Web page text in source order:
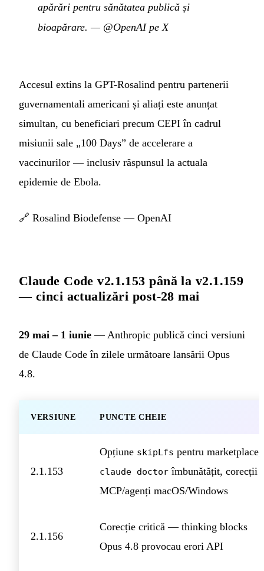
apărări pentru sănătatea publică și
bioapărare. — @OpenAI pe X
Accesul extins la GPT-Rosalind pentru partenerii
guvernamentali americani și aliați este anunțat
simultan, cu beneficiari precum CEPI în cadrul
misiunii sale „100 Days” de accelerare a
vaccinurilor — inclusiv răspunsul la actuala
epidemie de Ebola.
🔗 Rosalind Biodefense — OpenAI
Claude Code v2.1.153 până la v2.1.159
— cinci actualizări post-28 mai
29 mai – 1 iunie — Anthropic publică cinci versiuni
de Claude Code în zilele următoare lansării Opus
4.8.
VERSIUNE PUNCTE CHEIE
2.1.153
Opțiune skipLfs pentru marketplace,
claude doctor îmbunătățit, corecții
MCP/agenți macOS/Windows
2.1.156
Corecție critică — thinking blocks
Opus 4.8 provocau erori API